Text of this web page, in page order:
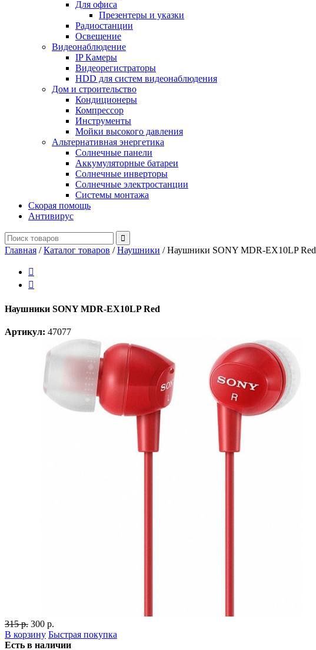
Для офиса
Презентеры и указки
Радиостанции
Освещение
Видеонаблюдение
IP Камеры
Видеорегистраторы
HDD для систем видеонаблюдения
Дом и строительство
Кондиционеры
Компрессор
Инструменты
Мойки высокого давления
Альтернативная энергетика
Солнечные панели
Аккумуляторные батареи
Солнечные инверторы
Солнечные электростанции
Системы монтажа
Скорая помощь
Антивирус
Главная /Каталог товаров /Наушники /Наушники SONY MDR-EX10LP Red


Наушники SONY MDR-EX10LP Red
Артикул: 47077
315 р. 300 р.
В корзину Быстрая покупка
Есть в наличии